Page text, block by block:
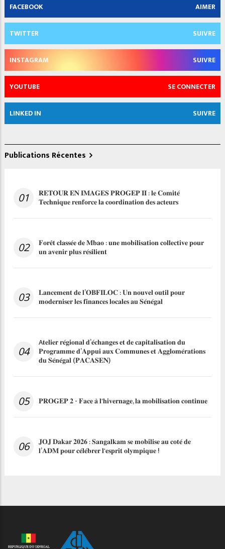
FACEBOOK AIMER
TWITTER SUIVRE
INSTAGRAM SUIVRE
YOUTUBE SE CONNECTER
LINKED IN SUIVRE
Publications Récentes
01 𝐑𝐄𝐓𝐎𝐔𝐑 𝐄𝐍 𝐈𝐌𝐀𝐆𝐄𝐒 𝐏𝐑𝐎𝐆𝐄𝐏 𝐈𝐈 : 𝐥𝐞 𝐂𝐨𝐦𝐢𝐭𝐞́
𝐓𝐞𝐜𝐡𝐧𝐢𝐪𝐮𝐞 𝐫𝐞𝐧𝐟𝐨𝐫𝐜𝐞 𝐥𝐚 𝐜𝐨𝐨𝐫𝐝𝐢𝐧𝐚𝐭𝐢𝐨𝐧 𝐝𝐞𝐬 𝐚𝐜𝐭𝐞𝐮𝐫𝐬
02 𝐅𝐨𝐫𝐞̂𝐭 𝐜𝐥𝐚𝐬𝐬𝐞́𝐞 𝐝𝐞 𝐌𝐛𝐚𝐨 : 𝐮𝐧𝐞 𝐦𝐨𝐛𝐢𝐥𝐢𝐬𝐚𝐭𝐢𝐨𝐧 𝐜𝐨𝐥𝐥𝐞𝐜𝐭𝐢𝐯𝐞 𝐩𝐨𝐮𝐫
𝐮𝐧 𝐚𝐯𝐞𝐧𝐢𝐫 𝐩𝐥𝐮𝐬 𝐫𝐞́𝐬𝐢𝐥𝐢𝐞𝐧𝐭
03 𝐋𝐚𝐧𝐜𝐞𝐦𝐞𝐧𝐭 𝐝𝐞 𝐥’𝐎𝐁𝐅𝐈𝐋𝐎𝐂 : 𝐔𝐧 𝐧𝐨𝐮𝐯𝐞𝐥 𝐨𝐮𝐭𝐢𝐥 𝐩𝐨𝐮𝐫
𝐦𝐨𝐝𝐞𝐫𝐧𝐢𝐬𝐞𝐫 𝐥𝐞𝐬 𝐟𝐢𝐧𝐚𝐧𝐜𝐞𝐬 𝐥𝐨𝐜𝐚𝐥𝐞𝐬 𝐚𝐮 𝐒𝐞́𝐧𝐞́𝐠𝐚𝐥
04
A𝐭𝐞𝐥𝐢𝐞𝐫 𝐫𝐞́𝐠𝐢𝐨𝐧𝐚𝐥 𝐝’𝐞́𝐜𝐡𝐚𝐧𝐠𝐞𝐬 𝐞𝐭 𝐝𝐞 𝐜𝐚𝐩𝐢𝐭𝐚𝐥𝐢𝐬𝐚𝐭𝐢𝐨𝐧 𝐝𝐮
𝐏𝐫𝐨𝐠𝐫𝐚𝐦𝐦𝐞 𝐝’𝐀𝐩𝐩𝐮𝐢 𝐚𝐮𝐱 𝐂𝐨𝐦𝐦𝐮𝐧𝐞𝐬 𝐞𝐭 𝐀𝐠𝐠𝐥𝐨𝐦𝐞́𝐫𝐚𝐭𝐢𝐨𝐧𝐬
𝐝𝐮 𝐒𝐞́𝐧𝐞́𝐠𝐚𝐥 (𝐏𝐀𝐂𝐀𝐒𝐄𝐍)
05 𝐏𝐑𝐎𝐆𝐄𝐏 𝟐 - 𝐅𝐚𝐜𝐞 𝐚̀ 𝐥'𝐡𝐢𝐯𝐞𝐫𝐧𝐚𝐠𝐞, 𝐥𝐚 𝐦𝐨𝐛𝐢𝐥𝐢𝐬𝐚𝐭𝐢𝐨𝐧 𝐜𝐨𝐧𝐭𝐢𝐧𝐮𝐞
06 𝐉𝐎𝐉 𝐃𝐚𝐤𝐚𝐫 𝟐𝟎𝟐𝟔 : 𝐒𝐚𝐧𝐠𝐚𝐥𝐤𝐚𝐦 𝐬𝐞 𝐦𝐨𝐛𝐢𝐥𝐢𝐬𝐞 𝐚𝐮 𝐜𝐨𝐭𝐞́ 𝐝𝐞
𝐥’𝐀𝐃𝐌 𝐩𝐨𝐮𝐫 𝐜𝐞́𝐥𝐞́𝐛𝐫𝐞𝐫 𝐥'𝐞𝐬𝐩𝐫𝐢𝐭 𝐨𝐥𝐲𝐦𝐩𝐢𝐪𝐮𝐞 !